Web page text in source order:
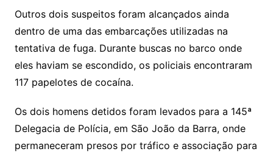
Outros dois suspeitos foram alcançados ainda
dentro de uma das embarcações utilizadas na
tentativa de fuga. Durante buscas no barco onde
eles haviam se escondido, os policiais encontraram
117 papelotes de cocaína.
Os dois homens detidos foram levados para a 145ª
Delegacia de Polícia, em São João da Barra, onde
permaneceram presos por tráfico e associação para